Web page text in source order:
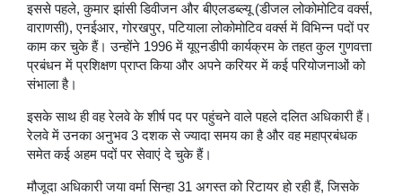
इससे पहले, कुमार झांसी डिवीजन और बीएलडब्ल्यू (डीजल लोकोमोटिव वर्क्स,
वाराणसी), एनईआर, गोरखपुर, पटियाला लोकोमोटिव वर्क्स में विभिन्न पदों पर
काम कर चुके हैं। उन्होंने 1996 में यूएनडीपी कार्यक्रम के तहत कुल गुणवत्ता
प्रबंधन में प्रशिक्षण प्राप्त किया और अपने करियर में कई परियोजनाओं को
संभाला है।
इसके साथ ही वह रेलवे के शीर्ष पद पर पहुंचने वाले पहले दलित अधिकारी हैं।
रेलवे में उनका अनुभव 3 दशक से ज्यादा समय का है और वह महाप्रबंधक
समेत कई अहम पदों पर सेवाएं दे चुके हैं।
मौजूदा अधिकारी जया वर्मा सिन्हा 31 अगस्त को रिटायर हो रही हैं, जिसके